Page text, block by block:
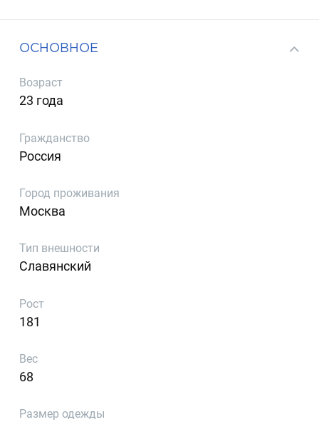
ОСНОВНОЕ
Возраст
23 года
Гражданство
Россия
Город проживания
Москва
Тип внешности
Славянский
Рост
181
Вес
68
Размер одежды